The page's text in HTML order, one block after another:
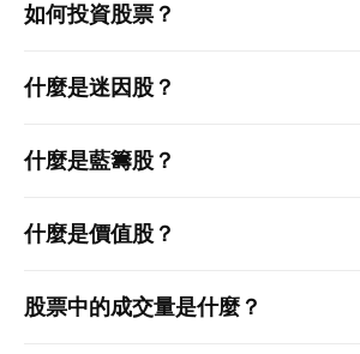
如何投資股票？
什麼是迷因股？
什麼是藍籌股？
什麼是價值股？
股票中的成交量是什麼？